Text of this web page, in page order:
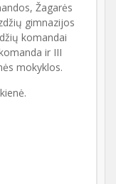
Žagarės
gimnazijos
komandai
ir III
mokyklos.